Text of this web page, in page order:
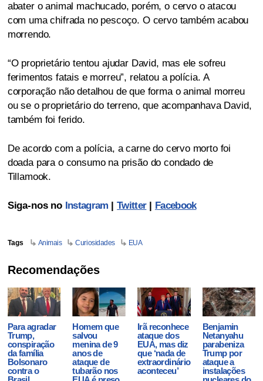
abater o animal machucado, porém, o cervo o atacou
com uma chifrada no pescoço. O cervo também acabou
morrendo.
“O proprietário tentou ajudar David, mas ele sofreu
ferimentos fatais e morreu”, relatou a polícia. A
corporação não detalhou de que forma o animal morreu
ou se o proprietário do terreno, que acompanhava David,
também foi ferido.
De acordo com a polícia, a carne do cervo morto foi
doada para o consumo na prisão do condado de
Tillamook.
Siga-nos no Instagram |Twitter| Facebook
Tags Animais Curiosidades EUA
Recomendações
Para agradar
Trump,
conspiração
da família
Bolsonaro
contra o
Homem que
salvou
menina de 9
anos de
ataque de
tubarão nos
Irã reconhece
ataque dos
EUA, mas diz
que ‘nada de
extraordinário
aconteceu’
Benjamin
Netanyahu
parabeniza
Trump por
ataque a
instalações